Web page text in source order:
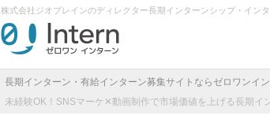
株式会社ジオブレインのディレクター長期インターンシップ・イン
長期インターン・有給インターン募集サイトならゼロワンイ
未経験OK！SNSマーケ✕動画制作で市場価値を上げる長期イ